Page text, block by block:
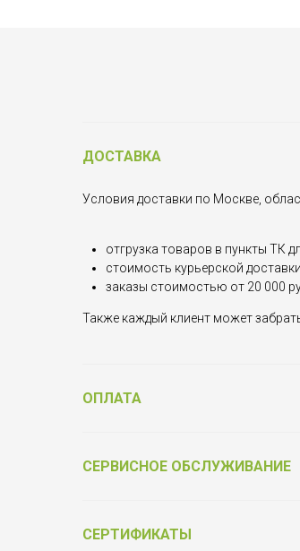
ДОСТАВКА
Условия доставки по Москве,
отгрузка товаров в пункты ТК
стоимость курьерской
заказы стоимостью от 20 000
Также каждый клиент может
ОПЛАТА
СЕРВИСНОЕ ОБСЛУЖИВАНИЕ
СЕРТИФИКАТЫ